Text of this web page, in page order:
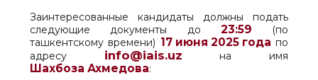
Заинтересованные кандидаты должны подать
следующие документы до 23:59 (по
ташкентскому времени) 17 июня 2025 года по
адресу info@iais.uz на имя
Шахбоза Ахмедова: